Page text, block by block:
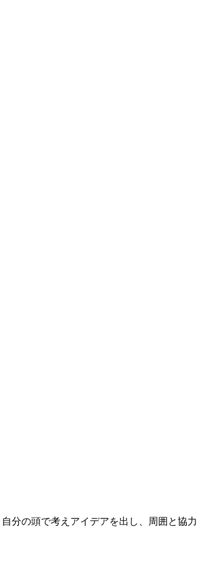
分の頭で考えアイデアを出し、周囲と協力